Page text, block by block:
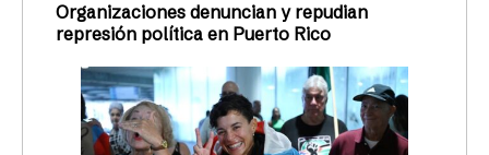
Organizaciones denuncian y repudian
represión política en Puerto Rico